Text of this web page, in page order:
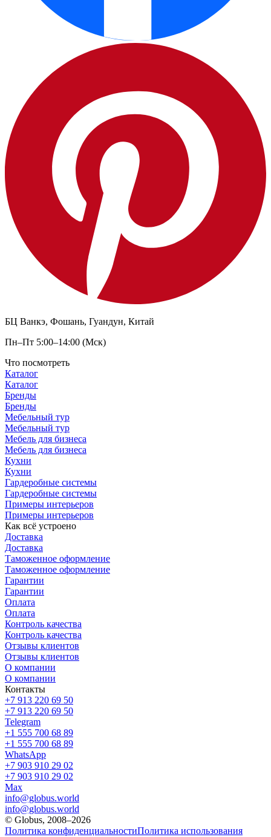
БЦ Ванкэ, Фошань, Гуандун, Китай
Пн–Пт 5:00–14:00 (Мск)
Что посмотреть
Каталог
Каталог
Бренды
Бренды
Мебельный тур
Мебельный тур
Мебель для бизнеса
Мебель для бизнеса
Кухни
Кухни
Гардеробные системы
Гардеробные системы
Примеры интерьеров
Примеры интерьеров
Как всё устроено
Доставка
Доставка
Таможенное оформление
Таможенное оформление
Гарантии
Гарантии
Оплата
Оплата
Контроль качества
Контроль качества
Отзывы клиентов
Отзывы клиентов
О компании
О компании
Контакты
+7 913 220 69 50
+7 913 220 69 50
Telegram
+1 555 700 68 89
+1 555 700 68 89
WhatsApp
+7 903 910 29 02
+7 903 910 29 02
Max
info@globus.world
info@globus.world
© Globus, 2008–2026
Политика конфиденциальностиПолитика использования